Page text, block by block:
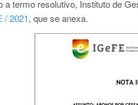
a termo resolutivo, Instituto de
/ 2021, que se anexa.